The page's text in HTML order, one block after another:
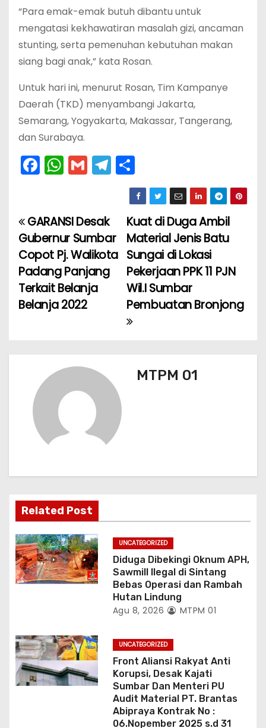
“Para emak-emak butuh dibantu untuk
mengatasi kekhawatiran masalah gizi, ancaman
stunting, serta pemenuhan kebutuhan makan
siang bagi anak,” kata Rosan.
Untuk hari ini, menurut Rosan, Tim Kampanye
Daerah (TKD) menyambangi Jakarta,
Semarang, Yogyakarta, Makassar, Tangerang,
dan Surabaya.
F
a
e
b
o
o
k
W
h
ts
A
p
p
G
m
l
T
el
gr
a
m
h
ar
e
N
a
v
i
a
s
Kuat di Duga Ambil
Material Jenis Batu
Sungai di Lokasi
Pekerjaan PPK 11 PJN
Wil.I Sumbar
Pembuatan Bronjong
GARANSI Desak
Gubernur Sumbar
Copot Pj. Walikota
Padang Panjang
Terkait Belanja
Belanja 2022
MTPM 01
Related Post
UNCATEGORIZED
Diduga Dibekingi Oknum APH,
Sawmill Ilegal di Sintang
Bebas Operasi dan Rambah
Hutan Lindung
Agu 8, 2026 MTPM 01
UNCATEGORIZED
Front Aliansi Rakyat Anti
Korupsi, Desak Kajati
Sumbar Dan Menteri PU
Audit Material PT. Brantas
Abipraya Kontrak No :
06.Nopember 2025 s.d 31